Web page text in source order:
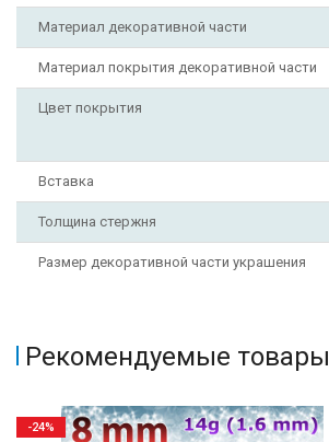
Материал декоративной части
Материал покрытия декоративной части
Цвет покрытия
Вставка
Толщина стержня
Размер декоративной части украшения
Рекомендуемые товары
-24%